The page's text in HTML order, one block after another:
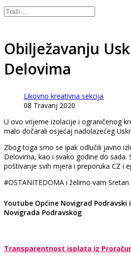
Obilježavanju
Delovima
Likovno kreativna sekcija
08 Travanj 2020
U ovo vrijeme izolacije i ograničenog
malo dočarali osjećaj nadolazećeg
Zbog toga smo se ipak odlučili javno
Delovima, kao i svako godine do sada.
poštivanje svih mjera i preporuka CZ i
#OSTANITEDOMA i želimo vam Sretan
Youtube Općine Novigrad
Novigrada Podravskog
Transparentnost isplata iz